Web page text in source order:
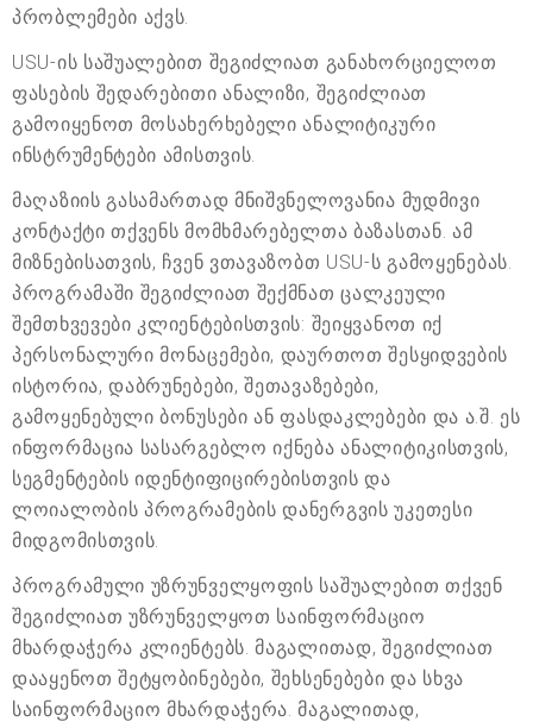
პრობლემები აქვს.
USU-ის საშუალებით შეგიძლიათ განახორციელოთ
ფასების შედარებითი ანალიზი, შეგიძლიათ
გამოიყენოთ მოსახერხებელი ანალიტიკური
ინსტრუმენტები ამისთვის.
მაღაზიის გასამართად მნიშვნელოვანია მუდმივი
კონტაქტი თქვენს მომხმარებელთა ბაზასთან. ამ
მიზნებისათვის, ჩვენ ვთავაზობთ USU-ს გამოყენებას.
პროგრამაში შეგიძლიათ შექმნათ ცალკეული
შემთხვევები კლიენტებისთვის: შეიყვანოთ იქ
პერსონალური მონაცემები, დაურთოთ შესყიდვების
ისტორია, დაბრუნებები, შეთავაზებები,
გამოყენებული ბონუსები ან ფასდაკლებები და ა.შ. ეს
ინფორმაცია სასარგებლო იქნება ანალიტიკისთვის,
სეგმენტების იდენტიფიცირებისთვის და
ლოიალობის პროგრამების დანერგვის უკეთესი
მიდგომისთვის.
პროგრამული უზრუნველყოფის საშუალებით თქვენ
შეგიძლიათ უზრუნველყოთ საინფორმაციო
მხარდაჭერა კლიენტებს. მაგალითად, შეგიძლიათ
დააყენოთ შეტყობინებები, შეხსენებები და სხვა
საინფორმაციო მხარდაჭერა. მაგალითად,